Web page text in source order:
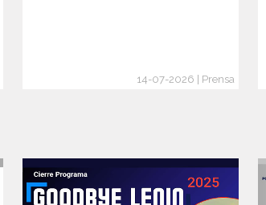
14-07-2026 | Prensa